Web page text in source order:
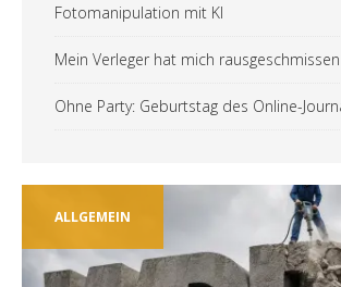
Fotomanipulation mit KI
Mein Verleger hat mich rausgeschmissen
Ohne Party: Geburtstag des Online-
ALLGEMEIN